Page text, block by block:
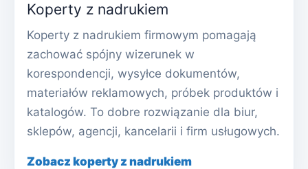
Koperty z nadrukiem
Koperty z nadrukiem firmowym pomagają
zachować spójny wizerunek w
korespondencji, wysyłce dokumentów,
materiałów reklamowych, próbek produktów i
katalogów. To dobre rozwiązanie dla biur,
sklepów, agencji, kancelarii i firm usługowych.
Zobacz koperty z nadrukiem